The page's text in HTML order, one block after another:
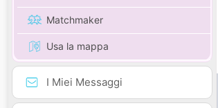
Matchmaker
Usa la mappa
I Miei Messaggi